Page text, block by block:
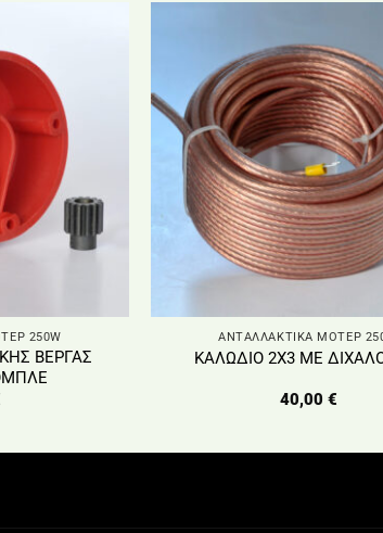
250W
ΒΕΡΓΑΣ
ΑΝΤΑΛΛΑΚΤΙΚΑ ΜΟΤΕΡ
ΚΑΛΩΔΙΟ 2Χ3 ΜΕ
40,00 €